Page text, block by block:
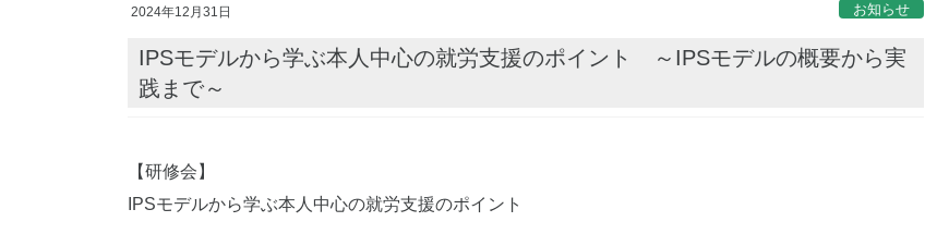
2024年12月31日 お知らせ
IPSモデルから学ぶ本人中心の就労支援のポイント ～IPSモデルの概要から実
践まで～
【研修会】
IPSモデルから学ぶ本人中心の就労支援のポイント